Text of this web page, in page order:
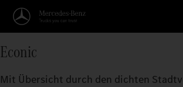
Econic
Mit Übersicht durch den dichten